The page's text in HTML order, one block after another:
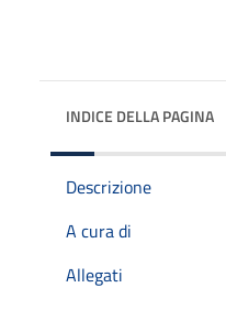
INDICE DELLA PAGINA
Descrizione
A cura di
Allegati